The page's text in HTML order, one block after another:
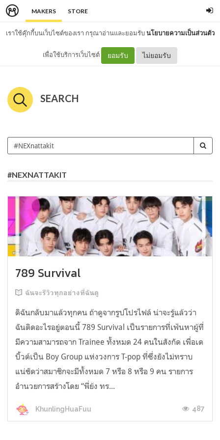
MAKERS STORE
เราใช้คุ๊กกี้บนเว็บไซต์ของเรา กรุณาอ่านและยอมรับนโยบายความเป็นส่วนตัว
เพื่อใช้บริการเว็บไซต์ ยอมรับ ไม่ยอมรับ
SEARCH
#NEXNATTAKIT
789 Survival
ฉันจะรีวิวทุกอย่างที่ฉันดู
ดิฉันกลับมาแล้วทุกคน ถ้าดูจากรูปโปรไฟล์ น่าจะรู้แล้วว่า
ฉันติดอะไรอยู่ตอนนี้ 789 Survival เป็นรายการที่เฟ้นหาผู้ที่
มีความสามารถจาก Trainee ทั้งหมด 24 คนในสังกัด เพื่อเด
บิ้วต์เป็น Boy Group แห่งวงการ T-pop ที่ซึ่งยังไม่ทราบ
แน่ชัดว่าสมาชิกจะมีทั้งหมด 7 หรือ 8 หรือ 9 คน รายการ
อำนวยการสร้างโดย “พี่ย้ง ทร...
KhunlingHuaFuu 487